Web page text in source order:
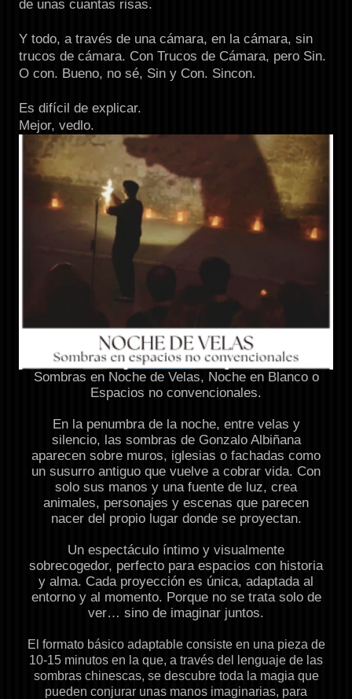
de unas cuantas risas.
Y todo, a través de una cámara, en la cámara, sin
trucos de cámara. Con Trucos de Cámara, pero Sin.
O con. Bueno, no sé, Sin y Con. Sincon.
Es difícil de explicar.
Mejor, vedlo.
Sombras en Noche de Velas, Noche en Blanco o
Espacios no convencionales.
En la penumbra de la noche, entre velas y
silencio, las sombras de Gonzalo Albiñana
aparecen sobre muros, iglesias o fachadas como
un susurro antiguo que vuelve a cobrar vida. Con
solo sus manos y una fuente de luz, crea
animales, personajes y escenas que parecen
nacer del propio lugar donde se proyectan.
Un espectáculo íntimo y visualmente
sobrecogedor, perfecto para espacios con historia
y alma. Cada proyección es única, adaptada al
entorno y al momento. Porque no se trata solo de
ver… sino de imaginar juntos.
El formato básico adaptable consiste en una pieza de
10-15 minutos en la que, a través del lenguaje de las
sombras chinescas, se descubre toda la magia que
pueden conjurar unas manos imaginarias, para